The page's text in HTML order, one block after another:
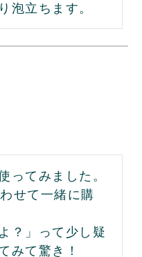
泡立ちます。
ってみました。
せて一緒に購
？」って少し疑
みて驚き！